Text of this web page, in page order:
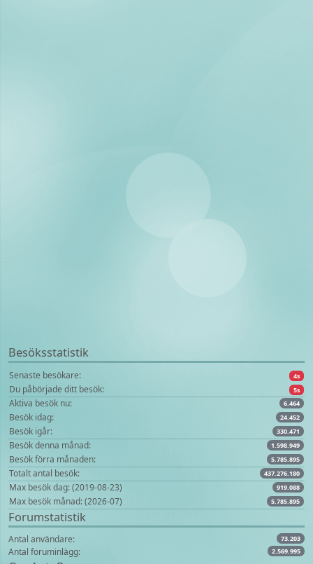
Besöksstatistik
Senaste besökare: 4s
Du påbörjade ditt besök: 5s
Aktiva besök nu: 6.464
Besök idag: 24.452
Besök igår: 330.471
Besök denna månad: 1.598.949
Besök förra månaden: 5.785.895
Totalt antal besök: 437.276.180
Max besök dag: (2019-08-23) 919.088
Max besök månad: (2026-07) 5.785.895
Forumstatistik
Antal användare: 73.203
Antal foruminlägg: 2.569.995